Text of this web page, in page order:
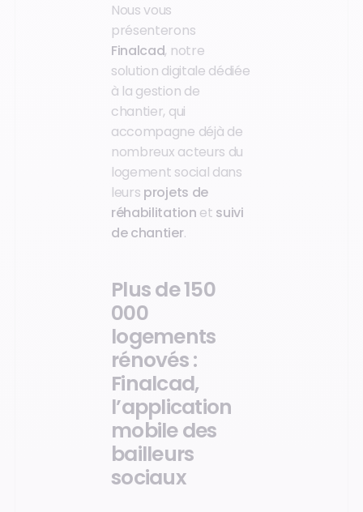
Nous vous
présenterons
Finalcad, notre
solution digitale dédiée
à la gestion de
chantier, qui
accompagne déjà de
nombreux acteurs du
logement social dans
leurs projets de
réhabilitation et suivi
de chantier.
Plus de 150
000
logements
rénovés :
Finalcad,
l’application
mobile des
bailleurs
sociaux